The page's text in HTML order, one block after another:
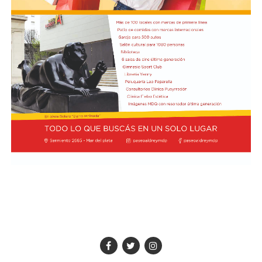
el Matador continuó con su intento de pegar con
ataques directos. Cuando el desarrollo era lento y lejos
de los arcos, Tigre se adelantó en el marcador a los 35
minutos: Aníbal Moreno perdió la pelota en la mitad de
la cancha tras una presión de Jabes Saralegui y Nacho
Russo definió de forma perfecta al quedar mano a mano
contra Santiago Beltrán para estampar el 1-0.
Desde el arranque del segundo semestre, River quedó
eliminado de la Copa Argentina tras perder 3-1 contra
Aldosivi y cayó por 1-0 en el inicio del Clausura
Tabla Anual con 29 unidades. No gana un partido a nivel
local desde el 16 de mayo pasado, cuando venció 1-0